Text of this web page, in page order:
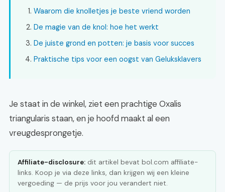
Waarom die knolletjes je beste vriend worden
De magie van de knol: hoe het werkt
De juiste grond en potten: je basis voor succes
Praktische tips voor een oogst van Geluksklavers
Je staat in de winkel, ziet een prachtige Oxalis
triangularis staan, en je hoofd maakt al een
vreugdesprongetje.
Affiliate-disclosure: dit artikel bevat bol.com affiliate-
links. Koop je via deze links, dan krijgen wij een kleine
vergoeding — de prijs voor jou verandert niet.